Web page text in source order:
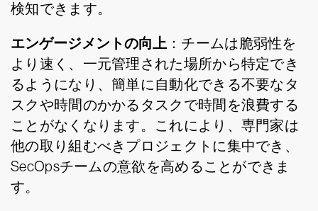
検知できます。
エンゲージメントの向上 ：チームは脆弱性を
より速く、一元管理された場所から特定でき
るようになり、簡単に自動化できる不要なタ
スクや時間のかかるタスクで時間を浪費する
ことがなくなります。これにより、専門家は
他の取り組むべきプロジェクトに集中でき、
SecOpsチームの意欲を高めることができま
す。